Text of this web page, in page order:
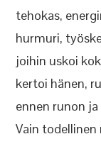
tehokas,
hurmuri,
joihin uskoi
kertoi hänen,
ennen runon ja
Vain todellinen